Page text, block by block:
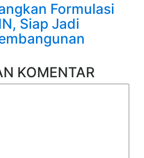
Formulasi
Siap Jadi
KOMENTAR